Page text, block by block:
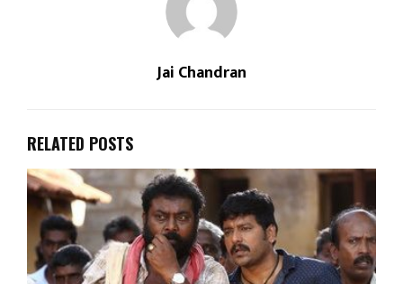
Jai Chandran
RELATED POSTS